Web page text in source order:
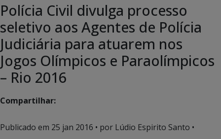
Polícia Civil divulga processo
seletivo aos Agentes de Polícia
Judiciária para atuarem nos
Jogos Olímpicos e Paraolímpicos
– Rio 2016
Compartilhar:
Publicado em 25 jan 2016 • por Lúdio Espirito Santo •